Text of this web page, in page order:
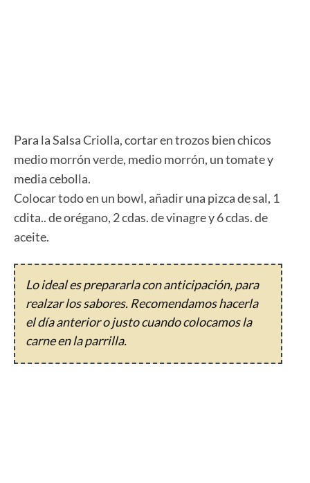
Para la Salsa Criolla, cortar en trozos bien chicos
medio morrón verde, medio morrón, un tomate y
media cebolla.
Colocar todo en un bowl, añadir una pizca de sal, 1
cdita.. de orégano, 2 cdas. de vinagre y 6 cdas. de
aceite.
Lo ideal es prepararla con anticipación, para
realzar los sabores. Recomendamos hacerla
el día anterior o justo cuando colocamos la
carne en la parrilla.